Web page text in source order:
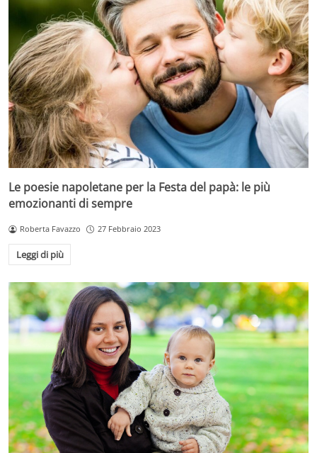
Le poesie napoletane per la Festa del papà: le più
emozionanti di sempre
Roberta Favazzo 27 Febbraio 2023
Leggi di più